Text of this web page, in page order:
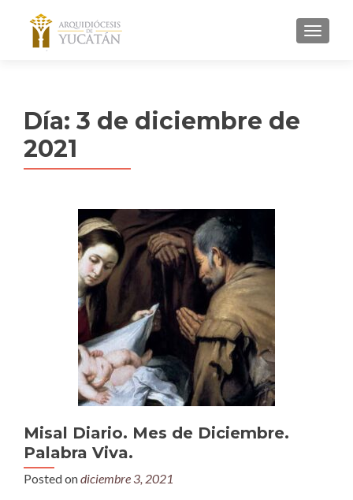
MENU
Día: 3 de diciembre de
2021
Misal Diario. Mes de Diciembre.
Palabra Viva.
Posted ondiciembre 3, 2021